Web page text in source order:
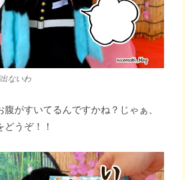
ないわ
腹がすいてるんですかね？じゃぁ、
どうぞ！！